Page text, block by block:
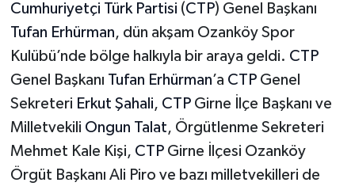
Cumhuriyetçi Türk Partisi (CTP) Genel Başkanı
Tufan Erhürman, dün akşam Ozanköy Spor
Kulübü’nde bölge halkıyla bir araya geldi. CTP
Genel Başkanı Tufan Erhürman’a CTPGenel
Sekreteri Erkut Şahali, CTPGirne İlçe Başkanı ve
Milletvekili Ongun Talat, Örgütlenme Sekreteri
Mehmet Kale Kişi, CTPGirne İlçesi Ozanköy
Örgüt Başkanı Ali Piro ve bazı milletvekilleri de